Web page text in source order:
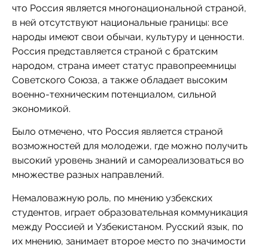
что Россия является многонациональной страной,
в ней отсутствуют национальные границы: все
народы имеют свои обычаи, культуру и ценности.
Россия представляется страной с братским
народом, страна имеет статус правопреемницы
Советского Союза, а также обладает высоким
военно-техническим потенциалом, сильной
экономикой.
Было отмечено, что Россия является страной
возможностей для молодежи, где можно получить
высокий уровень знаний и самореализоваться во
множестве разных направлений.
Немаловажную роль, по мнению узбекских
студентов, играет образовательная коммуникация
между Россией и Узбекистаном. Русский язык, по
их мнению, занимает второе место по значимости